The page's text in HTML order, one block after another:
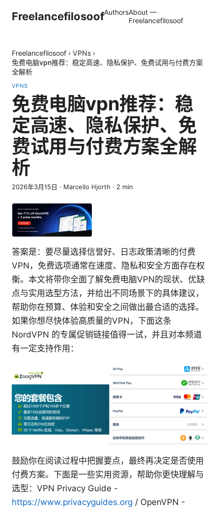
FreelancefilosoofAuthorsAbout —
Freelancefilosoof
Freelancefilosoof › VPNs ›
免费电脑vpn推荐：稳定高速、隐私保护、免费试用与付费方案
全解析
VPNS
免费电脑vpn推荐：稳
定高速、隐私保护、免
费试用与付费方案全解
析
2026年3月15日 · Marcello Hjorth · 2 min
答案是：要尽量选择信誉好、日志政策清晰的付费
VPN，免费选项通常在速度、隐私和安全方面存在权
衡。本文将带你全面了解免费电脑VPN的现状、优缺
点与实用选型方法，并给出不同场景下的具体建议，
帮助你在预算、体验和安全之间做出最合适的选择。
如果你想尽快体验高质量的VPN，下面这条
NordVPN 的专属促销链接值得一试，并且对本频道
有一定支持作用：
鼓励你在阅读过程中把握要点，最终再决定是否使用
付费方案。下面是一些实用资源，帮助你更快理解与
选型：VPN Privacy Guide -
https://www.privacyguides.org / OpenVPN -